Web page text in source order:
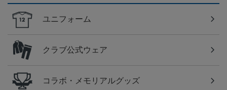
ユニフォーム
クラブ公式ウェア
コラボ・メモリアルグッズ